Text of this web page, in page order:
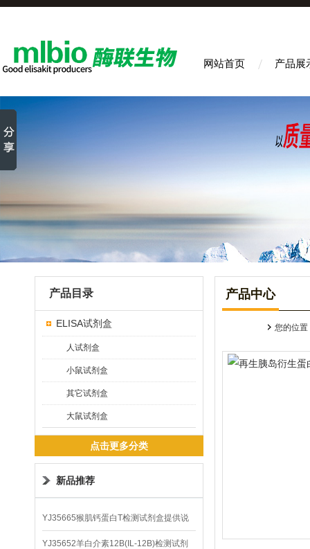
网站首页 产品展
产品目录
ELISA试剂盒
人试剂盒
小鼠试剂盒
其它试剂盒
大鼠试剂盒
点击更多分类
新品推荐
YJ35665猴肌钙蛋白T检测试剂盒提供说
明书
YJ35652羊白介素12B(IL-12B)检测试剂
产品中心
您的位置